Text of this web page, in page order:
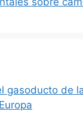
gasoducto de